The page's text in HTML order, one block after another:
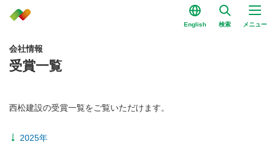
English 検索 メニュー
会社情報
受賞一覧
西松建設の受賞一覧をご覧いただけます。
2025年